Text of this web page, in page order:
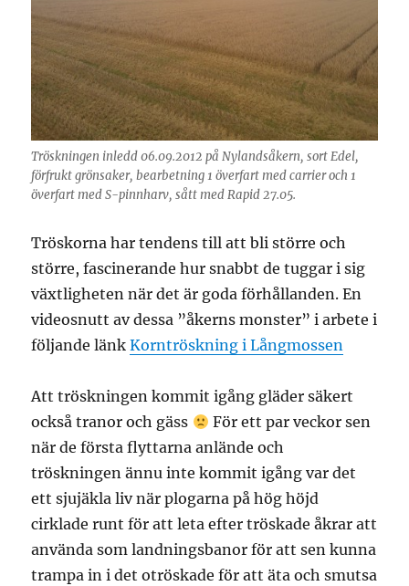
Tröskningen inledd 06.09.2012 på Nylandsåkern, sort Edel,
förfrukt grönsaker, bearbetning 1 överfart med carrier och 1
överfart med S-pinnharv, sått med Rapid 27.05.
Tröskorna har tendens till att bli större och
större, fascinerande hur snabbt de tuggar i sig
växtligheten när det är goda förhållanden. En
videosnutt av dessa ”åkerns monster” i arbete i
följande länkKorntröskning i Långmossen
Att tröskningen kommit igång gläder säkert
också tranor och gäss
För ett par veckor sen
när de första flyttarna anlände och
tröskningen ännu inte kommit igång var det
ett sjujäkla liv när plogarna på hög höjd
cirklade runt för att leta efter tröskade åkrar att
använda som landningsbanor för att sen kunna
trampa in i det otröskade för att äta och smutsa